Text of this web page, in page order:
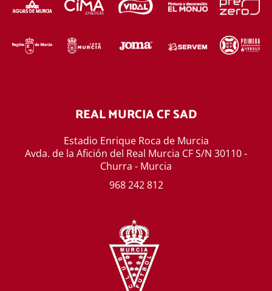
REAL MURCIA CF SAD
Estadio Enrique Roca de Murcia
Avda. de la Afición del Real Murcia CF S/N 30110 -
Churra - Murcia
968 242 812